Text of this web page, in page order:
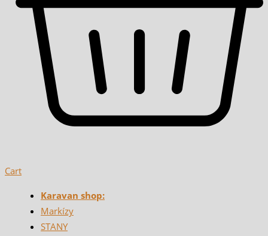
Cart
Karavan shop:
Markízy
STANY